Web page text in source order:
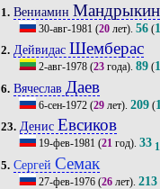
1. Вениамин Мандрыкин
30-авг-1981 (20 лет).56 (
2. ДейвидасШемберас
2-авг-1978 (23 года).89 (
6. Вячеслав Даев
6-сен-1972 (29 лет).209 (
23. Денис Евсиков
19-фев-1981 (21 год).33 1
5. СергейСемак
27-фев-1976 (26 лет).213